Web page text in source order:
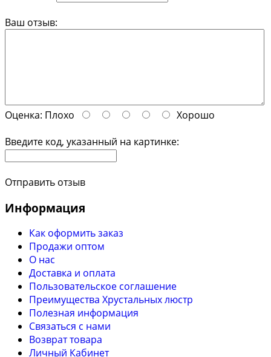
Ваш отзыв:
Оценка: Плохо
Хорошо
Введите код, указанный на картинке:
Отправить отзыв
Информация
Как оформить заказ
Продажи оптом
О нас
Доставка и оплата
Пользовательское соглашение
Преимущества Хрустальных люстр
Полезная информация
Связаться с нами
Возврат товара
Личный Кабинет